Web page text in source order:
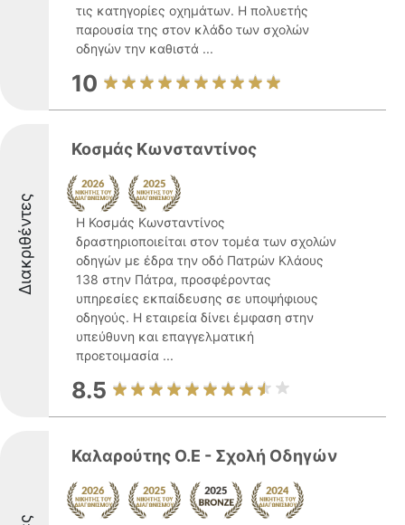
τις κατηγορίες οχημάτων. Η πολυετής
παρουσία της στον κλάδο των σχολών
οδηγών την καθιστά ...
10
Διακριθέντες
Κοσμάς Κωνσταντίνος
Η Κοσμάς Κωνσταντίνος
δραστηριοποιείται στον τομέα των σχολών
οδηγών με έδρα την οδό Πατρών Κλάους
138 στην Πάτρα, προσφέροντας
υπηρεσίες εκπαίδευσης σε υποψήφιους
οδηγούς. Η εταιρεία δίνει έμφαση στην
υπεύθυνη και επαγγελματική
προετοιμασία ...
8.5
Καλαρούτης Ο.Ε - Σχολή Οδηγών